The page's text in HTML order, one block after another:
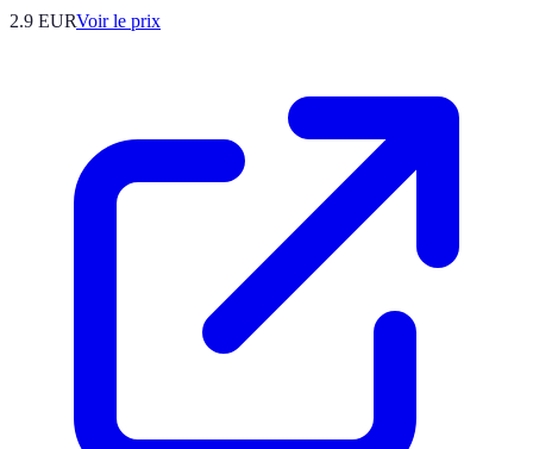
2.9 EURVoir le prix